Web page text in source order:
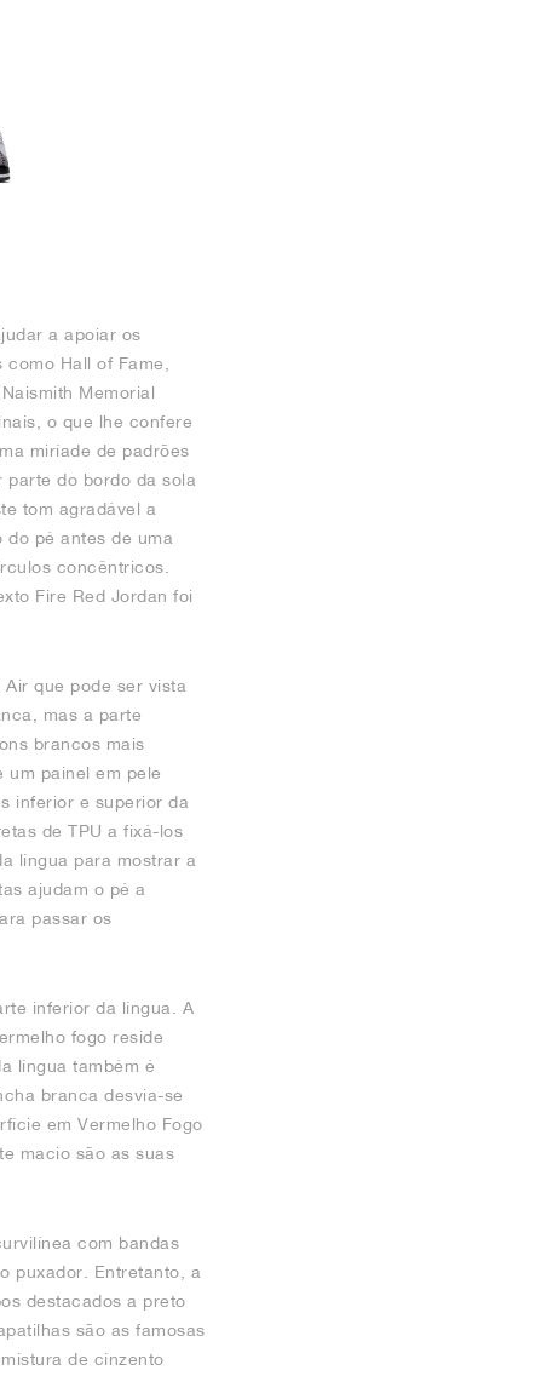
a apoiar os
Hall of Fame,
Memorial
o que lhe confere
miríade de padrões
parte do bordo da sola
tom agradável a
do pé antes de uma
concêntricos.
Fire Red Jordan foi
que pode ser vista
mas a parte
brancos mais
um painel em pele
inferior e superior da
de TPU a fixá-los
língua para mostrar a
ajudam o pé a
passar os
inferior da língua. A
fogo reside
língua também é
branca desvia-se
em Vermelho Fogo
macio são as suas
com bandas
puxador. Entretanto, a
destacados a preto
são as famosas
de cinzento